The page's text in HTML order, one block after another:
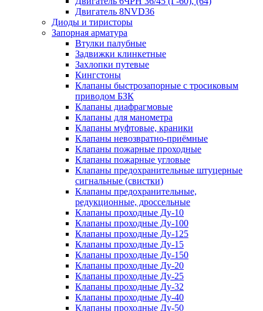
Двигатель 8NVD36
Диоды и тиристоры
Запорная арматура
Втулки палубные
Задвижки клинкетные
Захлопки путевые
Кингстоны
Клапаны быстрозапорные с тросиковым
приводом БЗК
Клапаны диафрагмовые
Клапаны для манометра
Клапаны муфтовые, краники
Клапаны невозвратно-приёмные
Клапаны пожарные проходные
Клапаны пожарные угловые
Клапаны предохранительные штуцерные
сигнальные (свистки)
Клапаны предохранительные,
редукционные, дроссельные
Клапаны проходные Ду-10
Клапаны проходные Ду-100
Клапаны проходные Ду-125
Клапаны проходные Ду-15
Клапаны проходные Ду-150
Клапаны проходные Ду-20
Клапаны проходные Ду-25
Клапаны проходные Ду-32
Клапаны проходные Ду-40
Клапаны проходные Ду-50